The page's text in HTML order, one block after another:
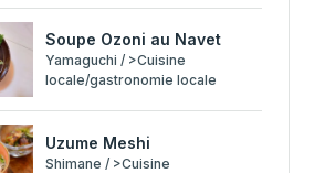
Soupe Ozoni au Navet
Yamaguchi / >Cuisine
locale/gastronomie locale
Uzume Meshi
Shimane / >Cuisine